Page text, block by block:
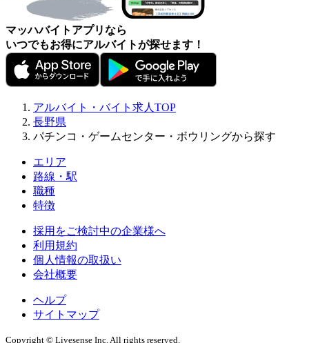
マッハバイトアプリなら
いつでもお得にアルバイトが探せます！
アルバイト・バイト求人TOP
長野県
パチンコ・ゲームセンター・ボウリングから探す
エリア
路線・駅
職種
特徴
採用をご検討中の企業様へ
利用規約
個人情報の取扱い
会社概要
ヘルプ
サイトマップ
Copyright © Livesense Inc. All rights reserved.